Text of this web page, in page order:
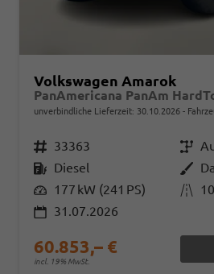
Volkswagen Amarok
unverbindliche Lieferzeit: 30.10.2026
Fahrzeugnr. 33363 Getriebe
Kraftstoff Diesel Außenfarbe
Leistung 177 kW (241 PS) Kilometerstand
31.07.2026
60.853,– €
incl. 19% MwSt.